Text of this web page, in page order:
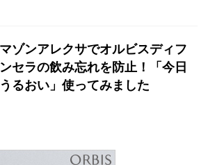
ゾンアレクサでオルビスディフ
セラの飲み忘れを防止！「今日
るおい」使ってみました